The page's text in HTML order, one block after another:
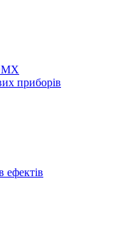
приборів
ефектів